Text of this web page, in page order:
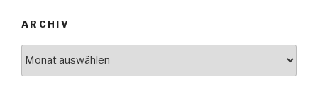
ARCHIV